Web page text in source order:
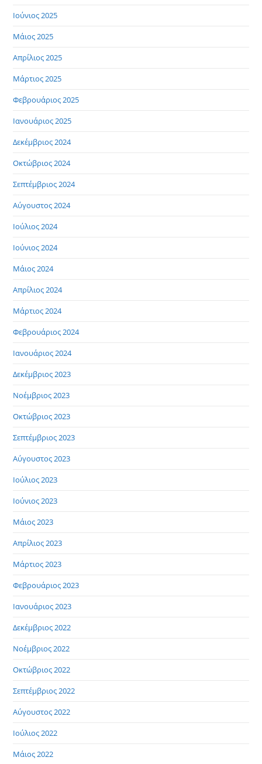
Ιούνιος 2025
Μάιος 2025
Απρίλιος 2025
Μάρτιος 2025
Φεβρουάριος 2025
Ιανουάριος 2025
Δεκέμβριος 2024
Οκτώβριος 2024
Σεπτέμβριος 2024
Αύγουστος 2024
Ιούλιος 2024
Ιούνιος 2024
Μάιος 2024
Απρίλιος 2024
Μάρτιος 2024
Φεβρουάριος 2024
Ιανουάριος 2024
Δεκέμβριος 2023
Νοέμβριος 2023
Οκτώβριος 2023
Σεπτέμβριος 2023
Αύγουστος 2023
Ιούλιος 2023
Ιούνιος 2023
Μάιος 2023
Απρίλιος 2023
Μάρτιος 2023
Φεβρουάριος 2023
Ιανουάριος 2023
Δεκέμβριος 2022
Νοέμβριος 2022
Οκτώβριος 2022
Σεπτέμβριος 2022
Αύγουστος 2022
Ιούλιος 2022
Μάιος 2022